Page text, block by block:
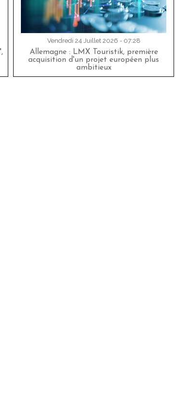
Vendredi 24 Juillet 2026 - 07:28
Allemagne : LMX Touristik, première
acquisition d'un projet européen plus
ambitieux